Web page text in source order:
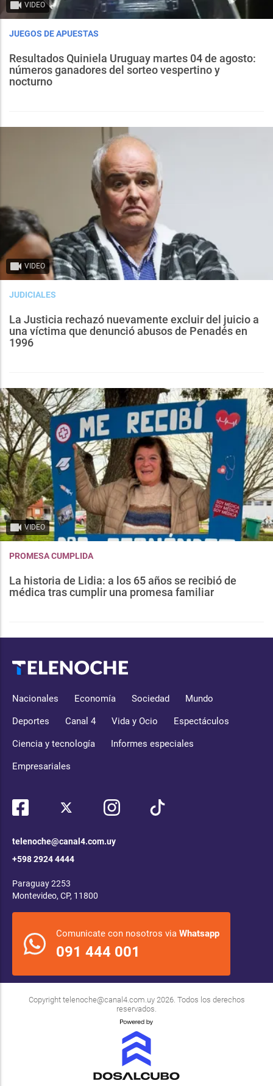
VIDEO
JUEGOS DE APUESTAS
Resultados Quiniela Uruguay martes 04 de agosto:
números ganadores del sorteo vespertino y
nocturno
VIDEO
JUDICIALES
La Justicia rechazó nuevamente excluir del juicio a
una víctima que denunció abusos de Penadés en
1996
VIDEO
PROMESA CUMPLIDA
La historia de Lidia: a los 65 años se recibió de
médica tras cumplir una promesa familiar
Nacionales Economía Sociedad Mundo
Deportes Canal 4 Vida y Ocio Espectáculos
Ciencia y tecnología Informes especiales
Empresariales
telenoche@canal4.com.uy
+598 2924 4444
Paraguay 2253
Montevideo, CP, 11800
Comunicate con nosotros via Whatsapp
091 444 001
Copyright telenoche@canal4.com.uy2026. Todos los derechos
reservados.